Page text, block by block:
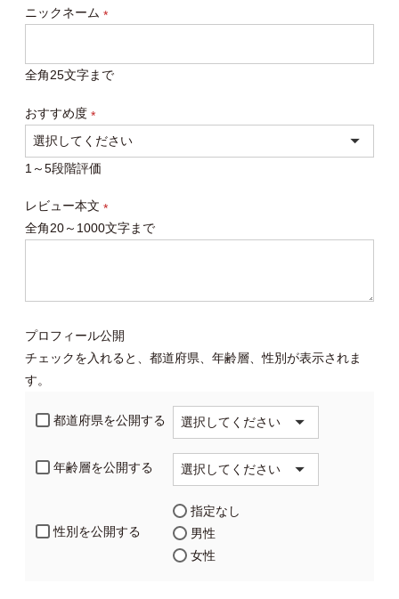
ニックネーム
全角25文字まで
おすすめ度
(必
須)
1～5段階評価
レビュー本文
(必
全角20～1000文字まで
プロフィール公開
チェックを入れると、都道府県、年齢層、性別が表示されま
す。
都道府県を公開する
年齢層を公開する
性別を公開する
指定なし
男性
女性